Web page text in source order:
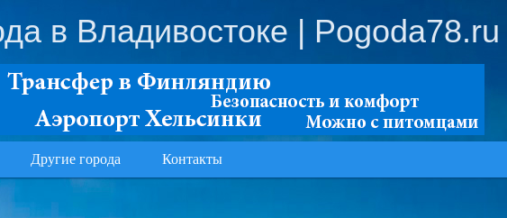
в Владивостоке | Pogoda78.ru
Другие города Контакты